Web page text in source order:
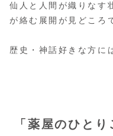
仙人と人間が織りなす
が絡む展開が見どころ
歴史・神話好きな方に
「薬屋のひと